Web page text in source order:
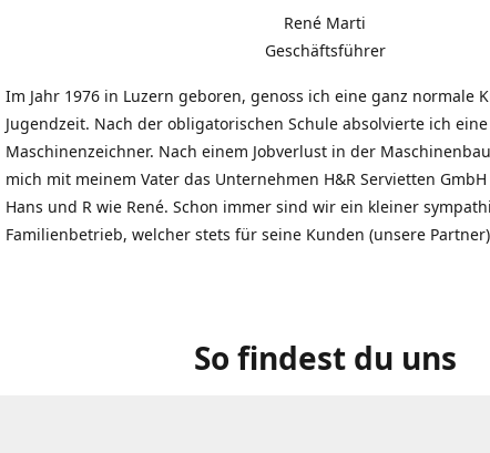
René Marti
Geschäftsführer
Im Jahr 1976 in Luzern geboren, genoss ich eine ganz normale
Jugendzeit. Nach der obligatorischen Schule absolvierte ich
Maschinenzeichner. Nach einem Jobverlust in der
mich mit meinem Vater das Unternehmen H&R Servietten
Hans und R wie René. Schon immer sind wir ein kleiner
Familienbetrieb, welcher stets für seine Kunden (unsere
So findest du uns